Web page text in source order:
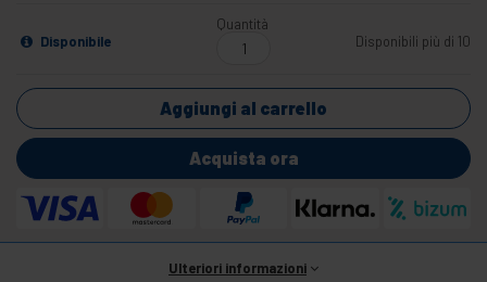
Disponibile
Quantità
Disponibili più di 10
Aggiungi al carrello
Acquista ora
Ulteriori informazioni